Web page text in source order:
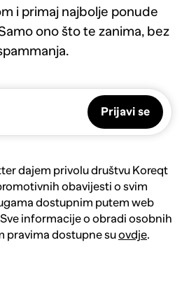
i primaj najbolje ponude
ono što te zanima, bez
Prijavi se
dajem privolu društvu Koreqt
obavijesti o svim
dostupnim putem web
informacije o obradi osobnih
pravima dostupne suovdje.